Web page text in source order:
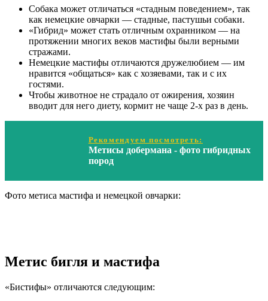
Собака может отличаться «стадным поведением», так
как немецкие овчарки — стадные, пастушьи собаки.
«Гибрид» может стать отличным охранником — на
протяжении многих веков мастифы были верными
стражами.
Немецкие мастифы отличаются дружелюбием — им
нравится «общаться» как с хозяевами, так и с их
гостями.
Чтобы животное не страдало от ожирения, хозяин
вводит для него диету, кормит не чаще 2-х раз в день.
Рекомендуем посмотреть:
Метисы добермана - фото гибридных
пород
Фото метиса мастифа и немецкой овчарки:
Метис бигля и мастифа
«Бистифы» отличаются следующим: